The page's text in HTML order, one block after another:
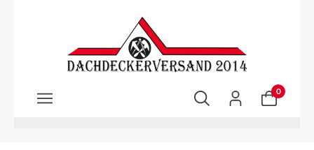
Zum Hauptinhalt springen
0